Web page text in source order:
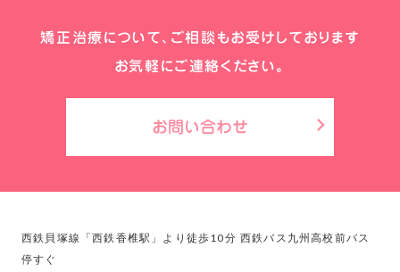
矯正治療について、ご相談もお受けしております
お気軽にご連絡ください。
お問い合わせ keyboard_arrow_right
西鉄貝塚線「西鉄香椎駅」より徒歩10分 西鉄バス九州高校前バス
停すぐ